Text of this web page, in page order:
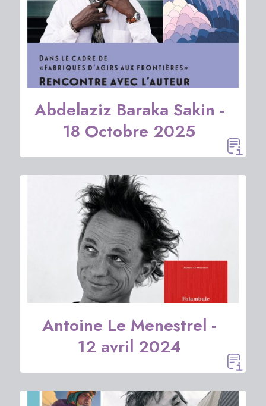
2
Abdelaziz Baraka Sakin -
18 Octobre 2025
Antoine Le Menestrel -
12 avril 2024